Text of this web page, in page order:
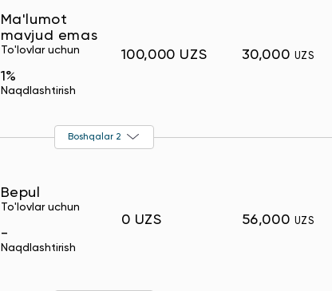
Ma'lumot
mavjud emas
To'lovlar uchun
1%
Naqdlashtirish
100,000 UZS 30,000 UZS
Boshqalar 2
Bepul
To'lovlar uchun
-
Naqdlashtirish
0 UZS 56,000 UZS